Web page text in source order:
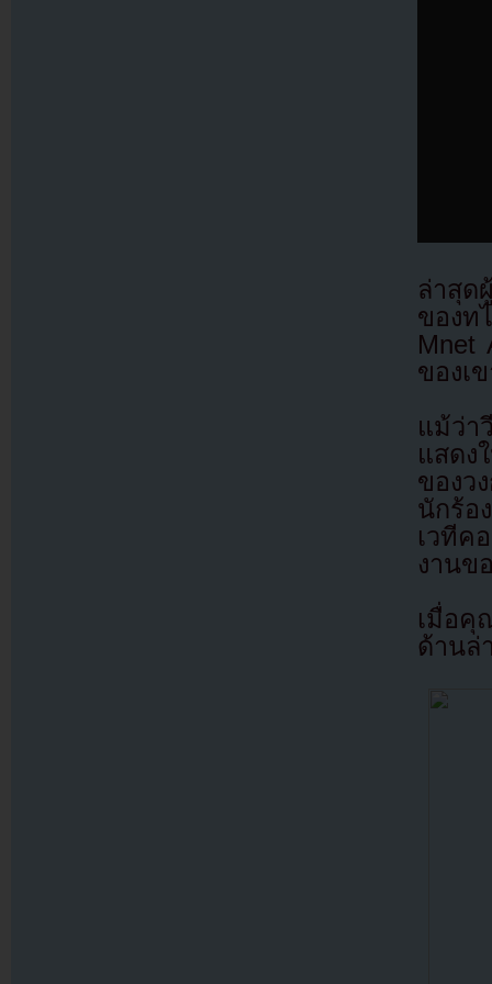
ล่าสุด
ของท
Mnet
ของเ
แม้ว่า
แสดง
ของว
นักร้อ
เวทีค
งานข
เมื่อคุ
ด้านล่